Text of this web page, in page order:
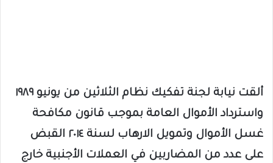
ألقت نيابة لجنة تفكيك نظام الثلاثين من يونيو ١٩٨٩
واسترداد الأموال العامة بموجب قانون مكافحة
غسل الأموال وتمويل الارهاب لسنة ٢٠١٤ القبض
على عدد من المضاربين في العملات الأجنبية خارج